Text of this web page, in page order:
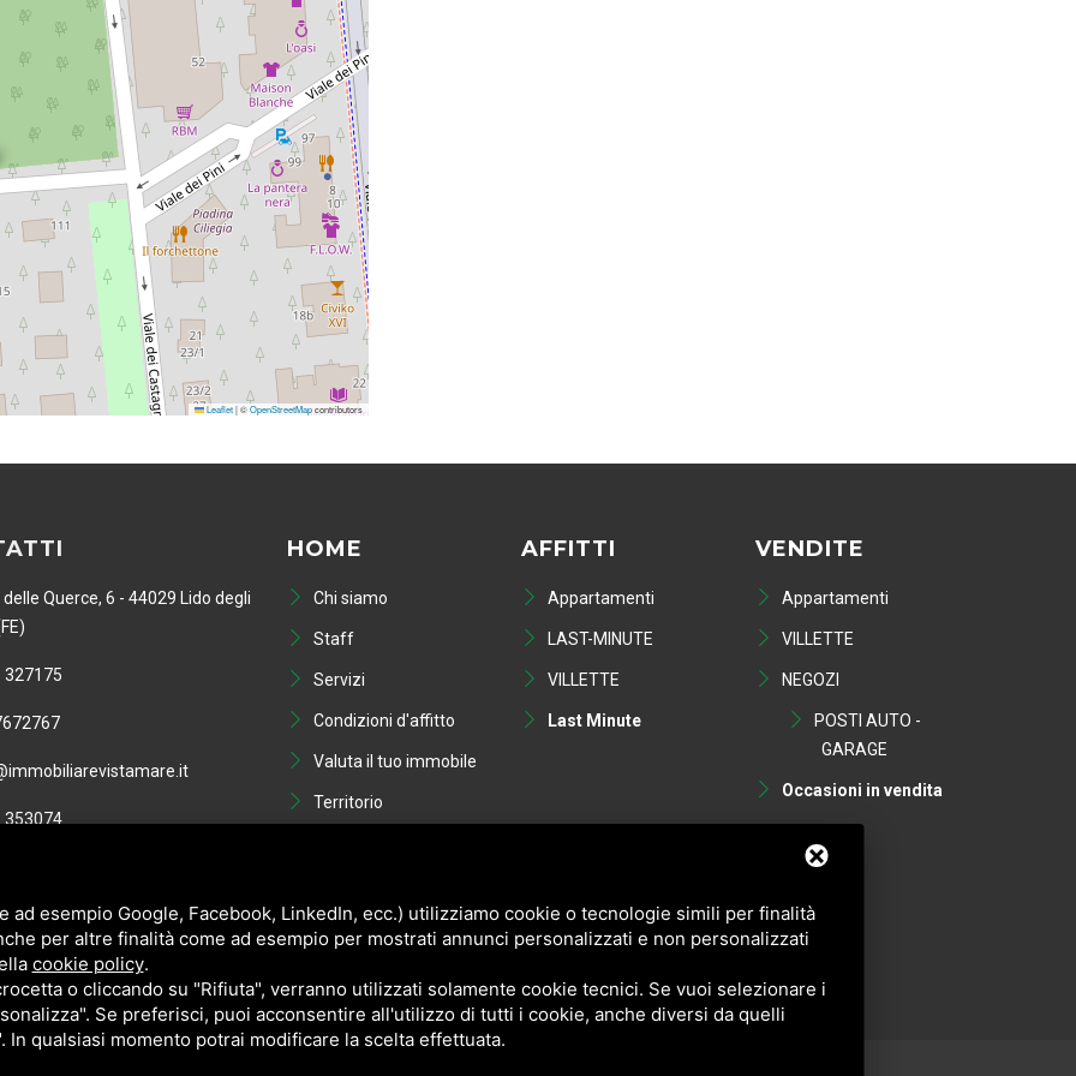
Leaflet |©OpenStreetMapcontributors
Querce, 6 - 44029 Lido degli
HOME
Chi siamo
Staff
Servizi
Condizioni d'affitto
Valuta il tuo immobile
Territorio
AFFITTI
Appartamenti
LAST-MINUTE
VILLETTE
Last Minute
VENDITE
Appartamenti
VILLETTE
NEGOZI
POSTI AUTO -
GARAGE
Occasioni in vendita
ad esempio Google, Facebook, LinkedIn, ecc.) utilizziamo cookie o tecnologie simili per finalità
per altre finalità come ad esempio per mostrati annunci personalizzati e non personalizzati
cookie policy.
o cliccando su "Rifiuta", verranno utilizzati solamente cookie tecnici. Se vuoi selezionare i
Se preferisci, puoi acconsentire all'utilizzo di tutti i cookie, anche diversi da quelli
qualsiasi momento potrai modificare la scelta effettuata.